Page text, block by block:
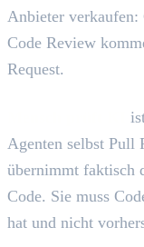
Anbieter
Code Review
Request.
Agenten selbst Pull
übernimmt faktisch
Code. Sie muss
hat und nicht